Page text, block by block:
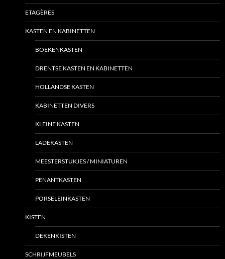
ETAGÈRES
KASTEN EN KABINETTEN
BOEKENKASTEN
DRENTSE KASTEN EN KABINETTEN
HOLLANDSE KASTEN
KABINETTEN DIVERS
KLEINE KASTEN
LADEKASTEN
MEESTERSTUKJES / MINIATUREN
PENANTKASTEN
PORSELEINKASTEN
KISTEN
DEKENKISTEN
SCHRIJFMEUBELS